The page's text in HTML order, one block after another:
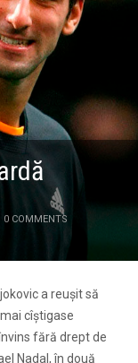
0 COMMENTS
a reuşit să
cîştigase
fără drept de
Nadal, în două